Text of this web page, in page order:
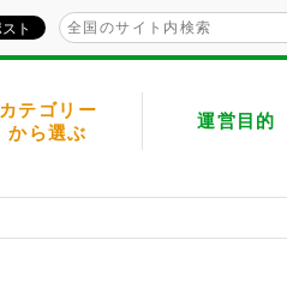
カテゴリー
から選ぶ
運営目的